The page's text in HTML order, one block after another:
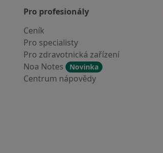
Pro profesionály
Ceník
Pro specialisty
Pro zdravotnická zařízení
Noa Notes
Novinka
Centrum nápovědy